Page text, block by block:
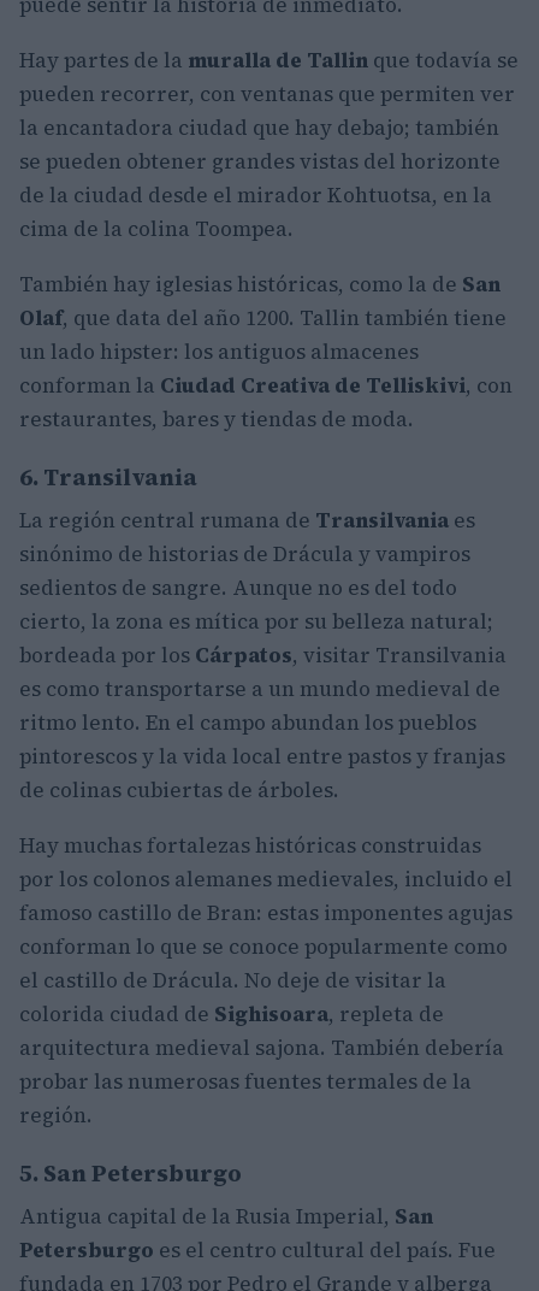
Hay partes de la muralla de Tallin que todavía se
pueden recorrer, con ventanas que permiten ver
la encantadora ciudad que hay debajo; también
se pueden obtener grandes vistas del horizonte
de la ciudad desde el mirador Kohtuotsa, en la
cima de la colina Toompea.
También hay iglesias históricas, como la de San
Olaf, que data del año 1200. Tallin también tiene
un lado hipster: los antiguos almacenes
conforman la Ciudad Creativa de Telliskivi, con
restaurantes, bares y tiendas de moda.
6. Transilvania
La región central rumana de Transilvania es
sinónimo de historias de Drácula y vampiros
sedientos de sangre. Aunque no es del todo
cierto, la zona es mítica por su belleza natural;
bordeada por los Cárpatos, visitar Transilvania
es como transportarse a un mundo medieval de
ritmo lento. En el campo abundan los pueblos
pintorescos y la vida local entre pastos y franjas
de colinas cubiertas de árboles.
Hay muchas fortalezas históricas construidas
por los colonos alemanes medievales, incluido el
famoso castillo de Bran: estas imponentes agujas
conforman lo que se conoce popularmente como
el castillo de Drácula. No deje de visitar la
colorida ciudad de Sighisoara, repleta de
arquitectura medieval sajona. También debería
probar las numerosas fuentes termales de la
región.
5. San Petersburgo
Antigua capital de la Rusia Imperial, San
Petersburgo es el centro cultural del país. Fue
fundada en 1703 por Pedro el Grande y alberga